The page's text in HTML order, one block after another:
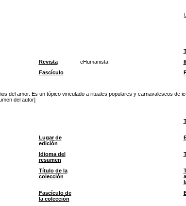
Revista eHumanista
Fascículo
del amor. Es un tópico vinculado a rituales populares y carnavalescos de
del autor]
Lugar de
edición
Idioma del
resumen
Título de la
colección
Fascículo de
la colección